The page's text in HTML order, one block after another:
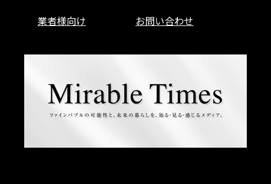
業者様向け
お問い合わせ